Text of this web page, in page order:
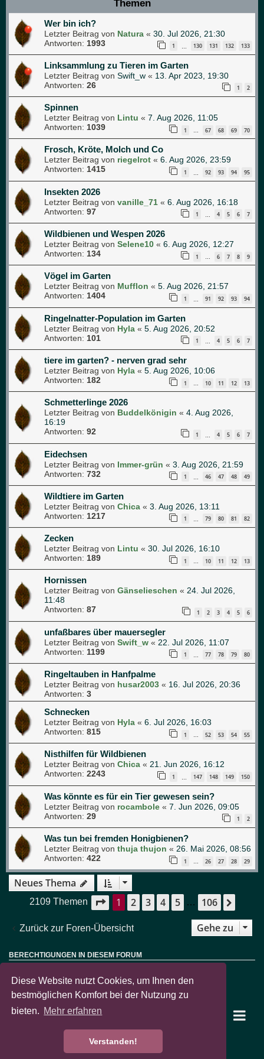
Diese Website nutzt Cookies, um Ihnen den
bestmöglichen Komfort bei der Nutzung zu
bieten. Mehr erfahren
Verstanden!
Themen
Wer bin ich?
Letzter Beitrag von Natura « 30. Jul 2026, 21:30
Antworten: 1993 1 130 131 132 133
Linksammlung zu Tieren im Garten
Letzter Beitrag von Swift_w « 13. Apr 2023, 19:30
Antworten: 26 1 2
Spinnen
Letzter Beitrag von Lintu « 7. Aug 2026, 11:05
Antworten: 1039 1 … 67 68 69 70
Frosch, Kröte, Molch und Co
Letzter Beitrag von riegelrot « 6. Aug 2026, 23:59
Antworten: 1415 1 92 93 94 95
Insekten 2026
Letzter Beitrag von vanille_71 « 6. Aug 2026, 16:18
Antworten: 97 1 … 4 5 6 7
Wildbienen und Wespen 2026
Letzter Beitrag von Selene10 « 6. Aug 2026, 12:27
Antworten: 134 1 … 6 7 8 9
Vögel im Garten
Letzter Beitrag von Mufflon « 5. Aug 2026, 21:57
Antworten: 1404 1 91 92 93 94
Ringelnatter-Population im Garten
Letzter Beitrag von Hyla « 5. Aug 2026, 20:52
Antworten: 101 1 4 5 6 7
tiere im garten? - nerven grad sehr
Letzter Beitrag von Hyla « 5. Aug 2026, 10:06
Antworten: 182 1 … 10 11 12 13
Schmetterlinge 2026
Letzter Beitrag von Buddelkönigin « 4. Aug 2026,
16:19
Antworten: 92 1 4 5 6 7
Eidechsen
Letzter Beitrag von Immer-grün « 3. Aug 2026, 21:59
Antworten: 732 1 46 47 48 49
Wildtiere im Garten
Letzter Beitrag von Chica « 3. Aug 2026, 13:11
Antworten: 1217 1 … 79 80 81 82
Zecken
Letzter Beitrag von Lintu « 30. Jul 2026, 16:10
Antworten: 189 1 … 10 11 12 13
Hornissen
Letzter Beitrag von Gänselieschen « 24. Jul 2026,
11:48
Antworten: 87 1 2 3 4 5 6
unfaßbares über mauersegler
Letzter Beitrag von Swift_w « 22. Jul 2026, 11:07
Antworten: 1199 1 … 77 78 79 80
Ringeltauben in Hanfpalme
Letzter Beitrag von husar2003 « 16. Jul 2026, 20:36
Antworten: 3
Schnecken
Letzter Beitrag von Hyla « 6. Jul 2026, 16:03
Antworten: 815 1 … 52 53 54 55
Nisthilfen für Wildbienen
Letzter Beitrag von Chica « 21. Jun 2026, 16:12
Antworten: 2243 1 147 148 149 150
Was könnte es für ein Tier gewesen sein?
Letzter Beitrag von rocambole « 7. Jun 2026, 09:05
Antworten: 29 1 2
Was tun bei fremden Honigbienen?
Letzter Beitrag von thuja thujon « 26. Mai 2026, 08:56
Antworten: 422 1 … 26 27 28 29
Neues Thema
2109 Themen Seite 1von 106
1 2 3 4 5 … 106
Zurück zur Foren-Übersicht Gehe zu
BERECHTIGUNGEN IN DIESEM FORUM
Sie dürfen Ihre Beiträge in diesem Forumnicht ändern.
Sie dürfenkeineDateianhänge in diesem Forum erstellen.
garten-pur Portal
Powered byphpBB® Forum Software © phpBB Limited
phpBB.de